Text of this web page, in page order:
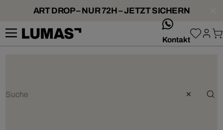
ART DROP – NUR 72H – JETZT SICHERN
Kontakt